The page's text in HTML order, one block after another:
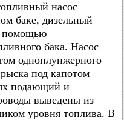
насос
баке, дизельный
помощью
бака. Насос
одноплунжерного
под капотом
подающий и
выведены из
уровня топлива. В